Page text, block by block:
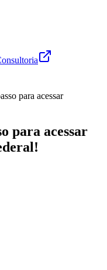
para acessar
para acessar